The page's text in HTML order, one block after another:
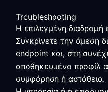
Troubleshooting
Η επιλεγμένη διαδρομή
Συγκρίνετε την άμεση
endpoint και, στη
αποθηκευμένο προφίλ
συμφόρηση ή αστάθεια.